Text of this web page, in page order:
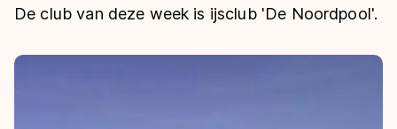
Shorttrack
Uitslagen
Langebaan
De club van deze week is ijsclub 'De Noordpool'.